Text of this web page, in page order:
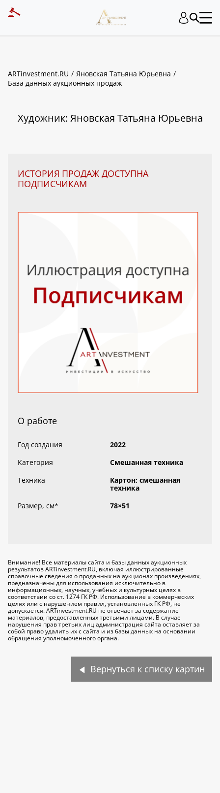
ARTinvestment.RU
Яновская Татьяна Юрьевна
База данных аукционных продаж
Художник: Яновская Татьяна Юрьевна
ИСТОРИЯ ПРОДАЖ ДОСТУПНА
ПОДПИСЧИКАМ
О работе
Год создания
2022
Категория
Смешанная техника
Техника
Картон; смешанная
техника
Размер, см* 78×51
Внимание! Все материалы сайта и базы данных аукционных
результатов ARTinvestment.RU, включая иллюстрированные
справочные сведения о проданных на аукционах произведениях,
предназначены для использования исключительно в
информационных, научных, учебных и культурных целях в
соответствии со ст. 1274 ГК РФ. Использование в коммерческих
целях или с нарушением правил, установленных ГК РФ, не
допускается. ARTinvestment.RU не отвечает за содержание
материалов, предоставленных третьими лицами. В случае
нарушения прав третьих лиц администрация сайта оставляет за
собой право удалить их с сайта и из базы данных на основании
обращения уполномоченного органа.
Вернуться к списку картин